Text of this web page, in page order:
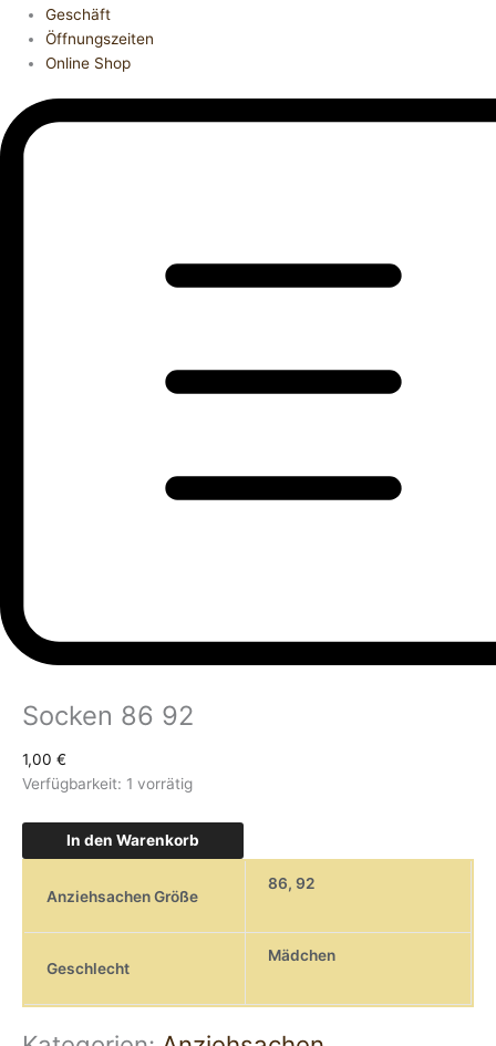
Geschäft
Öffnungszeiten
Online Shop
Socken 86 92
1,00 €
Verfügbarkeit: 1 vorrätig
In den Warenkorb
Anziehsachen Größe
86, 92
Geschlecht
Mädchen